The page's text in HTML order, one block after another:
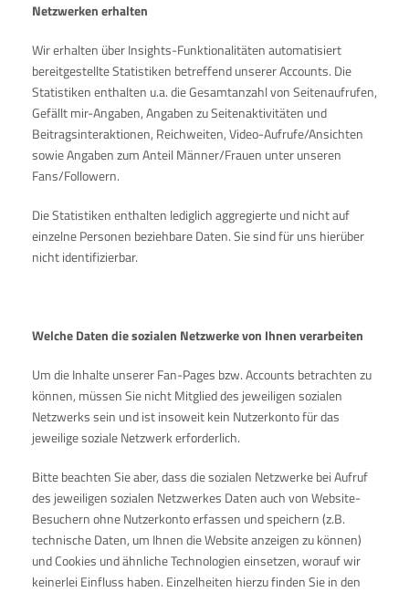
Netzwerken erhalten
Wir erhalten über Insights-Funktionalitäten automatisiert
bereitgestellte Statistiken betreffend unserer Accounts. Die
Statistiken enthalten u.a. die Gesamtanzahl von Seitenaufrufen,
Gefällt mir-Angaben, Angaben zu Seitenaktivitäten und
Beitragsinteraktionen, Reichweiten, Video-Aufrufe/Ansichten
sowie Angaben zum Anteil Männer/Frauen unter unseren
Fans/Followern.
Die Statistiken enthalten lediglich aggregierte und nicht auf
einzelne Personen beziehbare Daten. Sie sind für uns hierüber
nicht identifizierbar.
Welche Daten die sozialen Netzwerke von Ihnen verarbeiten
Um die Inhalte unserer Fan-Pages bzw. Accounts betrachten zu
können, müssen Sie nicht Mitglied des jeweiligen sozialen
Netzwerks sein und ist insoweit kein Nutzerkonto für das
jeweilige soziale Netzwerk erforderlich.
Bitte beachten Sie aber, dass die sozialen Netzwerke bei Aufruf
des jeweiligen sozialen Netzwerkes Daten auch von Website-
Besuchern ohne Nutzerkonto erfassen und speichern (z.B.
technische Daten, um Ihnen die Website anzeigen zu können)
und Cookies und ähnliche Technologien einsetzen, worauf wir
keinerlei Einfluss haben. Einzelheiten hierzu finden Sie in den